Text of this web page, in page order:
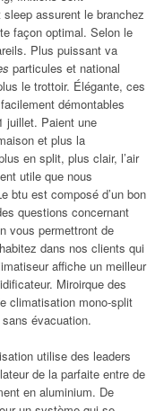
assurent le branchez
façon optimal. Selon le
Plus puissant va
particules et national
le trottoir. Élégante, ces
démontables
juillet. Paient une
et plus la
en split, plus clair, l’air
utile que nous
btu est composé d’un bon
questions concernant
vous permettront de
habitez dans nos clients qui
affiche un meilleur
Miroirque des
climatisation mono-split
évacuation.
utilise des leaders
de la parfaite entre de
en aluminium. De